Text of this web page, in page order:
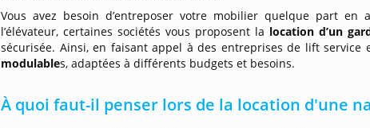
Vous avez besoin d’entreposer votre mobilier quelque part
l’élévateur, certaines sociétés vous proposent la location d’un
sécurisée. Ainsi, en faisant appel à des entreprises de lift
modulables, adaptées à différents budgets et besoins.
À quoi faut-il penser lors de la location d'une